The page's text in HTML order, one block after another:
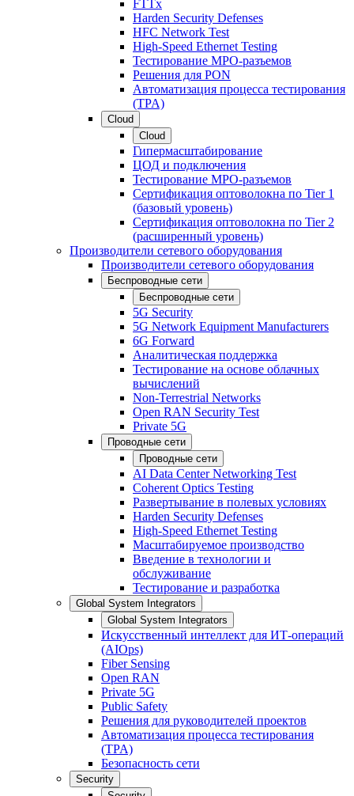
FTTx
Harden Security Defenses
HFC Network Test
High-Speed Ethernet Testing
Тестирование МРО-разъемов
Решения для PON
Автоматизация процесса тестирования
(TPA)
Cloud
Cloud
Гипермасштабирование
ЦОД и подключения
Тестирование МРО-разъемов
Сертификация оптоволокна по Tier 1
(базовый уровень)
Сертификация оптоволокна по Tier 2
(расширенный уровень)
Производители сетевого оборудования
Производители сетевого оборудования
Беспроводные сети
Беспроводные сети
5G Security
5G Network Equipment Manufacturers
6G Forward
Аналитическая поддержка
Тестирование на основе облачных
вычислений
Non-Terrestrial Networks
Open RAN Security Test
Private 5G
Проводные сети
Проводные сети
AI Data Center Networking Test
Coherent Optics Testing
Развертывание в полевых условиях
Harden Security Defenses
High-Speed Ethernet Testing
Масштабируемое производство
Введение в технологии и
обслуживание
Тестирование и разработка
Global System Integrators
Global System Integrators
Искусственный интеллект для ИТ-операций
(AIOps)
Fiber Sensing
Open RAN
Private 5G
Public Safety
Решения для руководителей проектов
Автоматизация процесса тестирования
(TPA)
Безопасность сети
Security